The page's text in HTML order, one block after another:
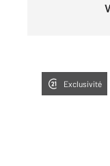
Exclusivité